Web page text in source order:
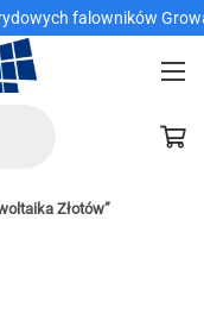
falowników
Złotów”